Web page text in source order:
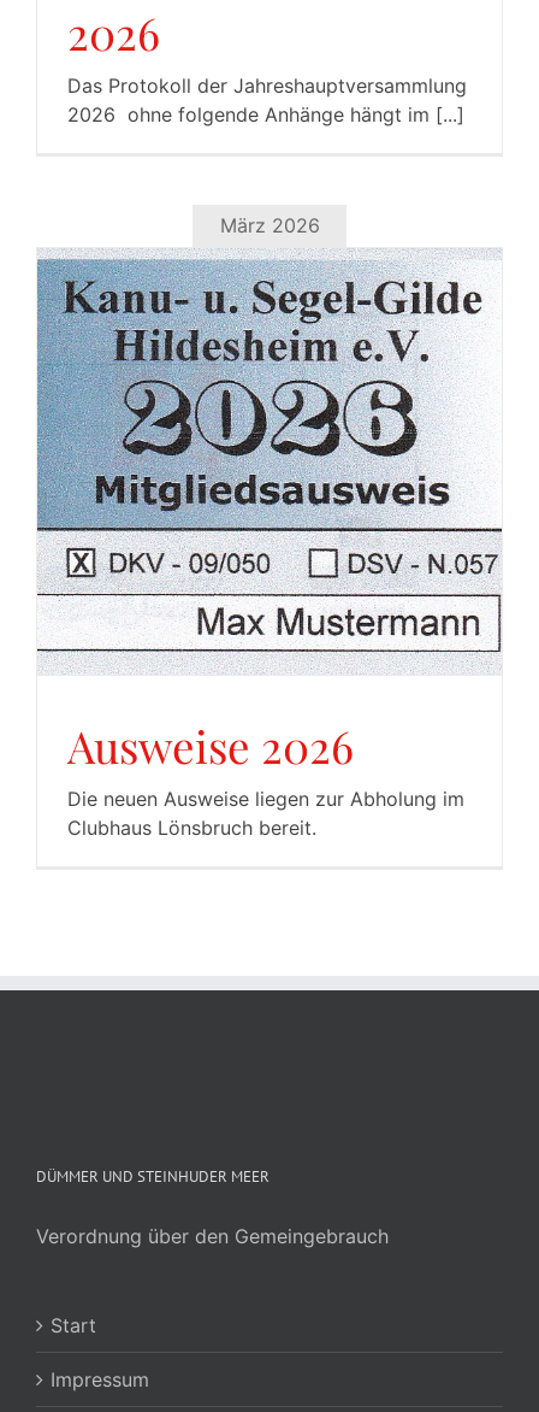
2026
Das Protokoll der Jahreshauptversammlung
2026 ohne folgende Anhänge hängt im [...]
März 2026
Ausweise 2026
Die neuen Ausweise liegen zur Abholung im
Clubhaus Lönsbruch bereit.
DÜMMER UND STEINHUDER MEER
Verordnung über den Gemeingebrauch
Start
Impressum